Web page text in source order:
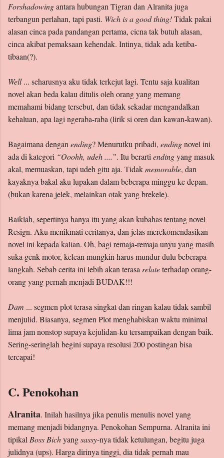
Forshadowingantara hubungan Tigran dan Alranita juga
terbangun perlahan, tapi pasti. Wich is a good thing!Tidak pakai
alasan cinca pada pandangan pertama, cicna tak butuh alasan,
cinca akibat pemaksaan kehendak. Intinya, tidak ada ketiba-
tibaan(?).
Well... seharusnya aku tidak terkejut lagi. Tentu saja kualitan
novel akan beda kalau ditulis oleh orang yang memang
memahami bidang tersebut, dan tidak sekadar mengandalkan
kehaluan, apa lagi ngeraba-raba (lirik si oren dan kawan-kawan).
Bagaimana denganending? Menurutku pribadi, endingnovel ini
ada di kategori “Ooohh, udeh ....”. Itu berartiendingyang masuk
akal, memuaskan, tapi udeh gitu aja. Tidakmemorable, dan
kayaknya bakal aku lupakan dalam beberapa minggu ke depan.
(bukan karena jelek, melainkan otak yang brekele).
Baiklah, sepertinya hanya itu yang akan kubahas tentang novel
Resign. Aku menikmati ceritanya, dan jelas merekomendasikan
novel ini kepada kalian. Oh, bagi remaja-remaja unyu yang masih
suka genk motor, kelean mungkin harus mundur dulu beberapa
langkah. Sebab cerita ini lebih akan terasarelateterhadap orang-
orang yang pernah menjadi BUDAK!!!
Dam ... segmen plot terasa singkat dan ringan kalau tidak sambil
menjulid. Biasanya, segmen Plot menghabiskan waktu minimal
lima jam nonstop supaya kejulidan-ku tersampaikan dengan baik.
Sering-seringlah begini supaya resolusi 200 postingan bisa
tercapai!
C. Penokohan
Alranita. Inilah hasilnya jika penulis menulis novel yang
memang menjadi bidangnya. Penokohan Sempurna. Alranita ini
tipikalBoss Bichyangsassy-nya tidak ketulungan, begitu juga
julidnya (ups). Harga dirinya tinggi, dia tidak pernah mau